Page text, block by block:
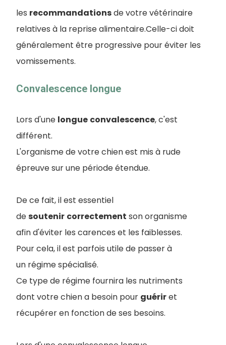
les recommandationsde votre vétérinaire
relatives à la reprise alimentaire.Celle-ci doit
généralement être progressive pour éviter les
vomissements.
Convalescence longue
Lors d'une longue convalescence, c'est
différent.
L'organisme de votre chien est mis à rude
épreuve sur une période étendue.
De ce fait, il est essentiel
desoutenir correctement son organisme
afin d'éviter les carences et les faiblesses.
Pour cela, il est parfois utile de passer à
un régime spécialisé.
Ce type de régime fournira les nutriments
dont votre chien a besoin pour guériret
récupérer en fonction de ses besoins.